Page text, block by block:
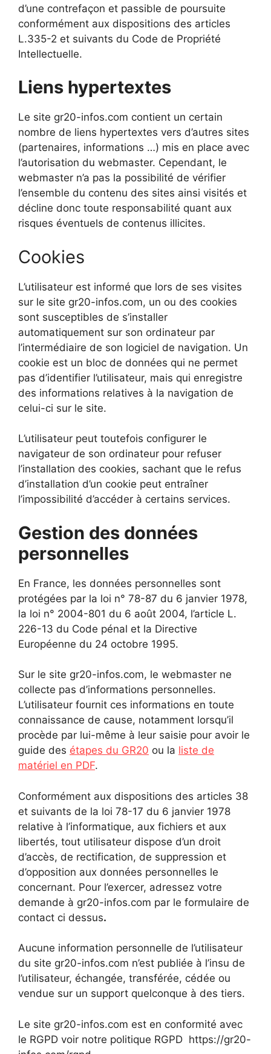
d’une contrefaçon et passible de poursuite
conformément aux dispositions des articles
L.335-2 et suivants du Code de Propriété
Intellectuelle.
Liens hypertextes
Le site gr20-infos.com contient un certain
nombre de liens hypertextes vers d’autres sites
(partenaires, informations …) mis en place avec
l’autorisation du webmaster. Cependant, le
webmaster n’a pas la possibilité de vérifier
l’ensemble du contenu des sites ainsi visités et
décline donc toute responsabilité quant aux
risques éventuels de contenus illicites.
Cookies
L’utilisateur est informé que lors de ses visites
sur le site gr20-infos.com, un ou des cookies
sont susceptibles de s’installer
automatiquement sur son ordinateur par
l’intermédiaire de son logiciel de navigation. Un
cookie est un bloc de données qui ne permet
pas d’identifier l’utilisateur, mais qui enregistre
des informations relatives à la navigation de
celui-ci sur le site.
L’utilisateur peut toutefois configurer le
navigateur de son ordinateur pour refuser
l’installation des cookies, sachant que le refus
d’installation d’un cookie peut entraîner
l’impossibilité d’accéder à certains services.
Gestion des données
personnelles
En France, les données personnelles sont
protégées par la loi n° 78-87 du 6 janvier 1978,
la loi n° 2004-801 du 6 août 2004, l’article L.
226-13 du Code pénal et la Directive
Européenne du 24 octobre 1995.
Sur le site gr20-infos.com, le webmaster ne
collecte pas d’informations personnelles.
L’utilisateur fournit ces informations en toute
connaissance de cause, notamment lorsqu’il
procède par lui-même à leur saisie pour avoir le
guide des étapes du GR20 ou la liste de
matériel en PDF.
Conformément aux dispositions des articles 38
et suivants de la loi 78-17 du 6 janvier 1978
relative à l’informatique, aux fichiers et aux
libertés, tout utilisateur dispose d’un droit
d’accès, de rectification, de suppression et
d’opposition aux données personnelles le
concernant. Pour l’exercer, adressez votre
demande à gr20-infos.com par le formulaire de
contact ci dessus.
Aucune information personnelle de l’utilisateur
du site gr20-infos.com n’est publiée à l’insu de
l’utilisateur, échangée, transférée, cédée ou
vendue sur un support quelconque à des tiers.
Le site gr20-infos.com est en conformité avec
le RGPD voir notre politique RGPD https://gr20-